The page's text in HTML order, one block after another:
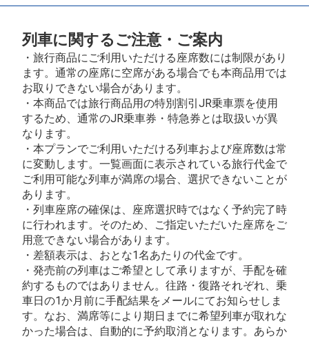
列車に関するご注意・ご案内
・旅行商品にご利用いただける座席数には制限があり
ます。通常の座席に空席がある場合でも本商品用では
お取りできない場合があります。
・本商品では旅行商品用の特別割引JR乗車票を使用
するため、通常のJR乗車券・特急券とは取扱いが異
なります。
・本プランでご利用いただける列車および座席数は常
に変動します。一覧画面に表示されている旅行代金で
ご利用可能な列車が満席の場合、選択できないことが
あります。
・列車座席の確保は、座席選択時ではなく予約完了時
に行われます。そのため、ご指定いただいた座席をご
用意できない場合があります。
・差額表示は、おとな1名あたりの代金です。
・発売前の列車はご希望として承りますが、手配を確
約するものではありません。往路・復路それぞれ、乗
車日の1か月前に手配結果をメールにてお知らせしま
す。なお、満席等により期日までに希望列車が取れな
かった場合は、自動的に予約取消となります。あらか